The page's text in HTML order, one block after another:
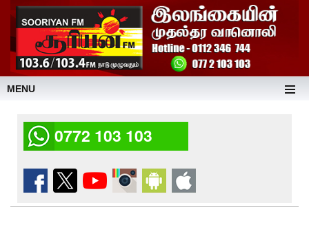
MENU
0772 103 103